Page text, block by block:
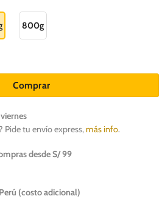
800g
calabacín - Adultos todas las razas cantidad
Comprar
Pide tu envío express,más info.
desde S/ 99
(costo adicional)